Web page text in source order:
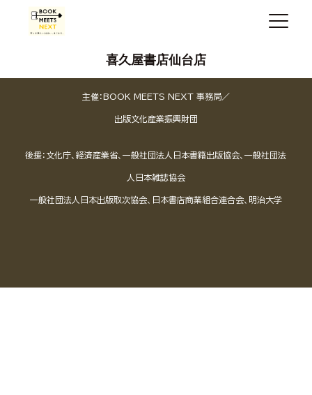
喜久屋書店仙台店
主催：BOOK MEETS NEXT 事務局／
出版文化産業振興財団
後援：文化庁、経済産業省、一般社団法人日本書籍出版協会、一般社団法
人日本雑誌協会
一般社団法人日本出版取次協会、日本書店商業組合連合会、明治大学